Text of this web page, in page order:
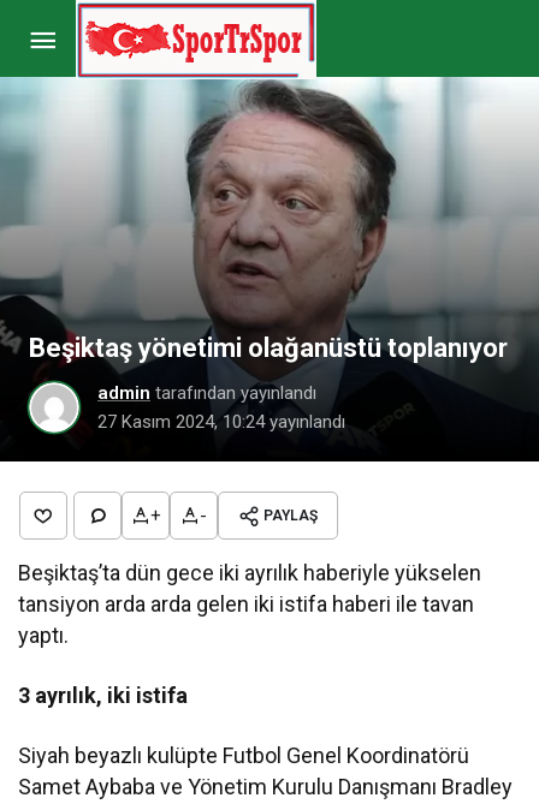
Beşiktaş yönetimi olağanüstü toplanıyor
admin tarafından yayınlandı
27 Kasım 2024, 10:24yayınlandı
+ - PAYLAŞ
Beşiktaş’ta dün gece iki ayrılık haberiyle yükselen
tansiyon arda arda gelen iki istifa haberi ile tavan
yaptı.
3 ayrılık, iki istifa
Siyah beyazlı kulüpte Futbol Genel Koordinatörü
Samet Aybaba ve Yönetim Kurulu Danışmanı Bradley
Trabzonspor’da hedef Malheiro’nun eski takım
Paylaş